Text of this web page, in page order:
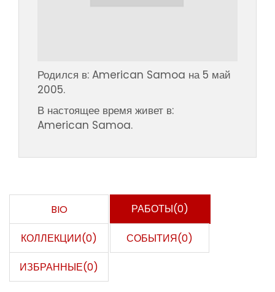
Родился в: American Samoa на 5 май
2005.
В настоящее время живет в:
American Samoa.
BIO РАБОТЫ(0)
КОЛЛЕКЦИИ(0) СОБЫТИЯ(0)
ИЗБРАННЫЕ(0)